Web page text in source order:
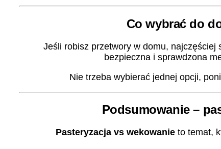
Co wybrać do
Jeśli robisz przetwory w domu,
bezpieczna i sprawdzona
Nie trzeba wybierać jednej opcji,
Podsumowanie –
Pasteryzacja vs wekowanie to temat,